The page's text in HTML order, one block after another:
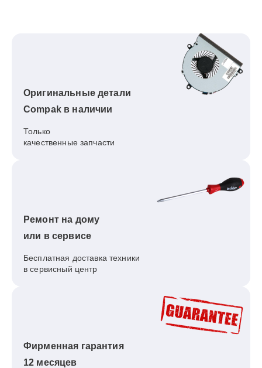
Оригинальные детали
Compak в наличии
Только
качественные запчасти
Ремонт на дому
или в сервисе
Бесплатная доставка техники
в сервисный центр
Фирменная гарантия
12 месяцев